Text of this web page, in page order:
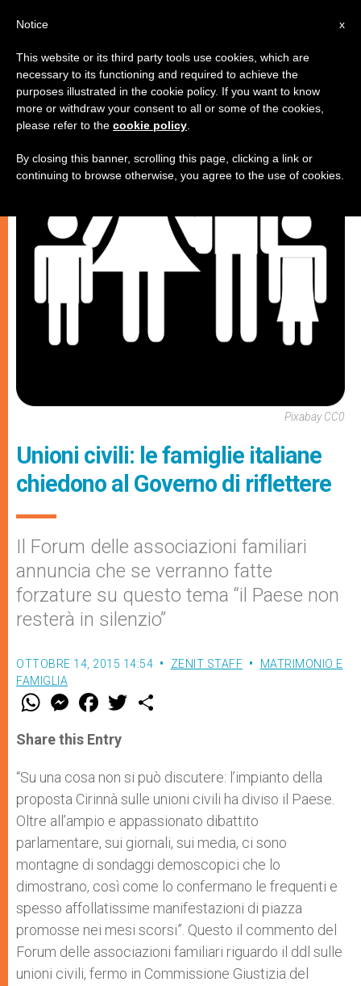
MATRIMONIO E FAMIGLIA
Pixabay CC0
Unioni civili: le famiglie italiane
chiedono al Governo di riflettere
Il Forum delle associazioni familiari
annuncia che se verranno fatte
forzature su questo tema “il Paese non
resterà in silenzio”
OTTOBRE 14, 2015 14:54 ZENIT STAFF
MATRIMONIO E
FAMIGLIA
W
t
s
p
p
M
e
s
e
g
e
r
F
a
e
b
o
k
w
r
Share this Entry
“Su una cosa non si può discutere: l’impianto della
proposta Cirinnà sulle unioni civili ha diviso il Paese.
Oltre all’ampio e appassionato dibattito
parlamentare, sui giornali, sui media, ci sono
montagne di sondaggi demoscopici che lo
dimostrano, così come lo confermano le frequenti e
spesso affollatissime manifestazioni di piazza
promosse nei mesi scorsi”. Questo il commento del
Forum delle associazioni familiari riguardo il ddl sulle
unioni civili, fermo in Commissione Giustizia del
x
Notice
This website or its third party tools use cookies, which are
necessary to its functioning and required to achieve the
purposes illustrated in the cookie policy. If you want to know
more or withdraw your consent to all or some of the cookies,
please refer to the cookie policy
By closing this banner, scrolling this page, clicking a link or
continuing to browse otherwise, you agree to the use of cookies.